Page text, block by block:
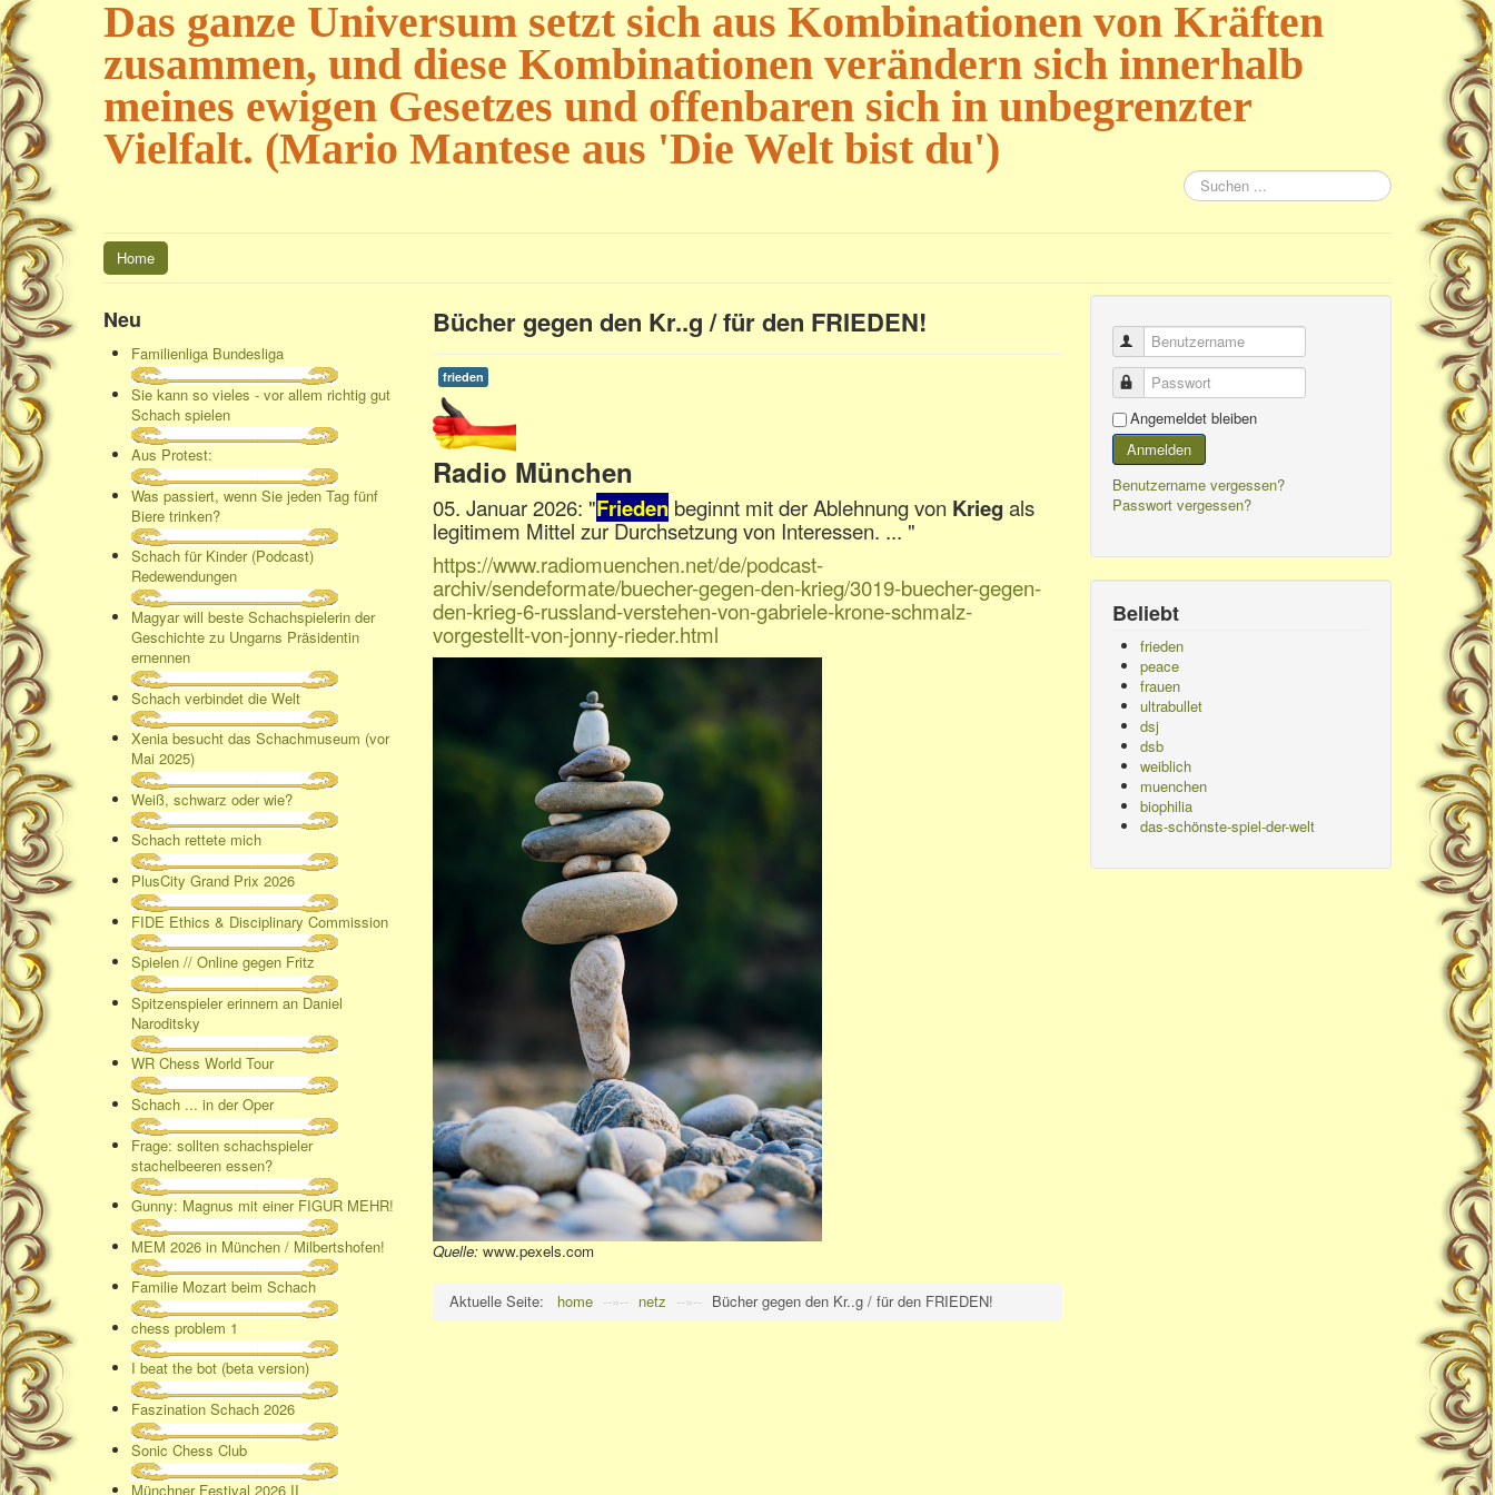
Das ganze Universum setzt sich aus Kombinationen von Kräften
zusammen, und diese Kombinationen verändern sich innerhalb
meines ewigen Gesetzes und offenbaren sich in unbegrenzter
Vielfalt. (Mario Mantese aus 'Die Welt bist du')
Suchen
...
Home
Neu
Familienliga Bundesliga
Sie kann so vieles - vor allem richtig gut
Schach spielen
Aus Protest:
Was passiert, wenn Sie jeden Tag fünf
Biere trinken?
Schach für Kinder (Podcast)
Redewendungen
Magyar will beste Schachspielerin der
Geschichte zu Ungarns Präsidentin
ernennen
Schach verbindet die Welt
Xenia besucht das Schachmuseum (vor
Mai 2025)
Weiß, schwarz oder wie?
Schach rettete mich
PlusCity Grand Prix 2026
FIDE Ethics & Disciplinary Commission
Spielen // Online gegen Fritz
Spitzenspieler erinnern an Daniel
Naroditsky
WR Chess World Tour
Schach ... in der Oper
Frage: sollten schachspieler
stachelbeeren essen?
Gunny: Magnus mit einer FIGUR MEHR!
MEM 2026 in München / Milbertshofen!
Familie Mozart beim Schach
chess problem 1
I beat the bot (beta version)
Faszination Schach 2026
Sonic Chess Club
Münchner Festival 2026 II
Bücher gegen den Kr..g / für den FRIEDEN!
frieden
Radio München
05. Januar 2026: "Friedenbeginnt mit der Ablehnung von Krieg als
legitimem Mittel zur Durchsetzung von Interessen. ... "
https://www.radiomuenchen.net/de/podcast-
archiv/sendeformate/buecher-gegen-den-krieg/3019-buecher-gegen-
den-krieg-6-russland-verstehen-von-gabriele-krone-schmalz-
vorgestellt-von-jonny-rieder.html
Quelle: www.pexels.com
Aktuelle Seite: home --»-- netz --»-- Bücher gegen den Kr..g / für den FRIEDEN!
Benutzername
Passwort
Angemeldet bleiben
Anmelden
Benutzername vergessen?
Passwort vergessen?
Beliebt
frieden
peace
frauen
ultrabullet
dsj
dsb
weiblich
muenchen
biophilia
das-schönste-spiel-der-welt